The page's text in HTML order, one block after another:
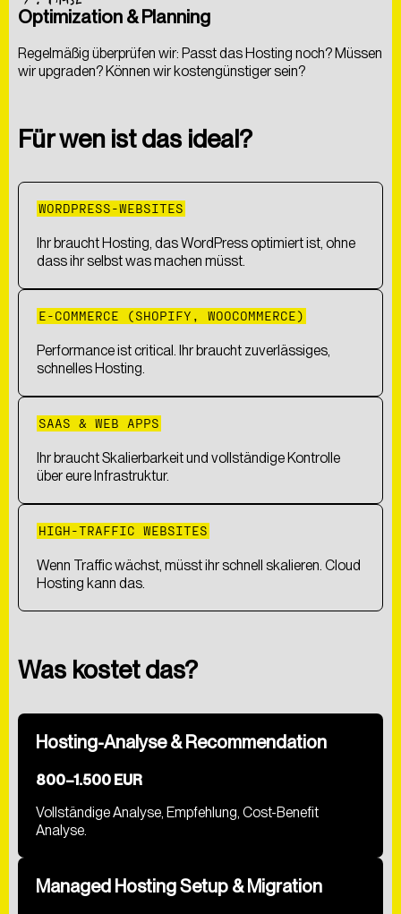
Optimization & Planning
Regelmäßig überprüfen wir: Passt das Hosting noch? Müssen
wir upgraden? Können wir kostengünstiger sein?
Für wen ist das ideal?
WORDPRESS-WEBSITES
Ihr braucht Hosting, das WordPress optimiert ist, ohne
dass ihr selbst was machen müsst.
E-COMMERCE (SHOPIFY, WOOCOMMERCE)
Performance ist critical. Ihr braucht zuverlässiges,
schnelles Hosting.
SAAS & WEB APPS
Ihr braucht Skalierbarkeit und vollständige Kontrolle
über eure Infrastruktur.
HIGH-TRAFFIC WEBSITES
Wenn Traffic wächst, müsst ihr schnell skalieren. Cloud
Hosting kann das.
Was kostet das?
Hosting-Analyse & Recommendation
800–1.500 EUR
Vollständige Analyse, Empfehlung, Cost-Benefit
Analyse.
Managed Hosting Setup & Migration